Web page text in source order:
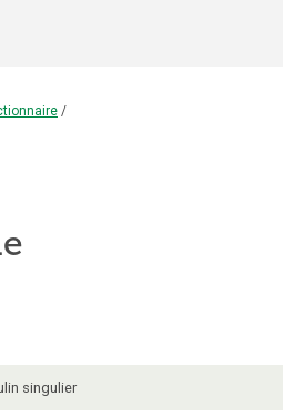
/
singulier